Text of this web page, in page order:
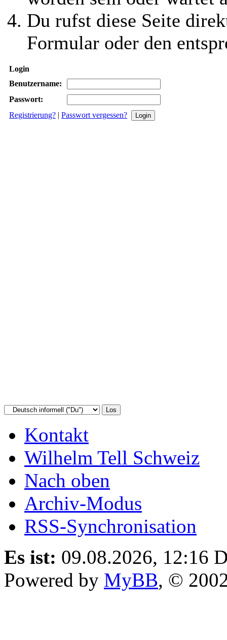
Du rufst diese Seite
Formular oder den
Login
Benutzername:
Passwort:
Registrierung? | Passwort vergessen?
Kontakt
Wilhelm Tell Schweiz
Nach oben
Archiv-Modus
RSS-Synchronisation
Es ist: 09.08.2026, 12:16
Powered by MyBB, ©